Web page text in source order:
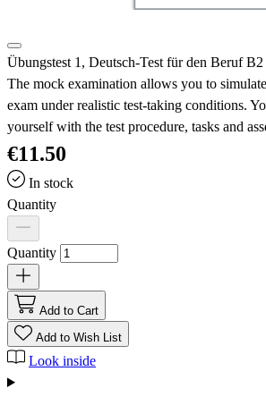
Übungstest 1, Deutsch-Test für den Beruf B2
The mock examination allows you to
exam under realistic test-taking conditions.
yourself with the test procedure, tasks and
€11.50
In stock
Quantity
Quantity
Add to Cart
Add to Wish List
Look inside